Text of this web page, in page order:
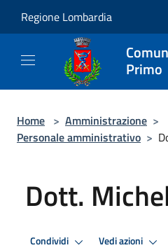
Regione Lombardia
Primo
Home > Amministrazione >
Personale amministrativo >
Dott.
Condividi Vedi azioni